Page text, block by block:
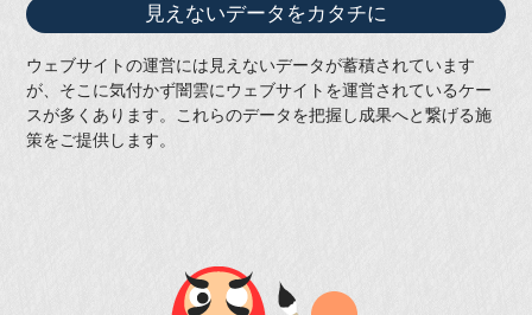
見えないデータをカタチに
ウェブサイトの運営には見えないデータが蓄積されています
が、そこに気付かず闇雲にウェブサイトを運営されているケー
スが多くあります。これらのデータを把握し成果へと繋げる施
策をご提供します。